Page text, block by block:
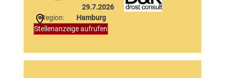
29.7.2026
Region:
Hamburg
Stellenanzeige aufrufen
r